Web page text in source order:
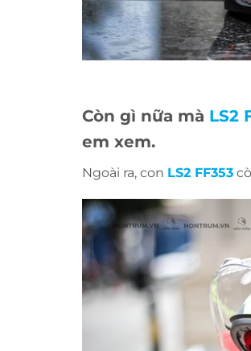
Còn gì nữa mà LS2
em xem.
Ngoài ra, con LS2 FF353